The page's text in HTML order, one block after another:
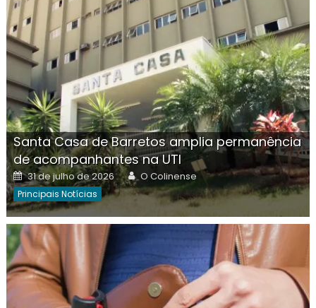
Santa Casa de Barretos amplia permanência
de acompanhantes na UTI
Posted
on
31 de julho de 2026 Author
O Colinense
Principais Notícias